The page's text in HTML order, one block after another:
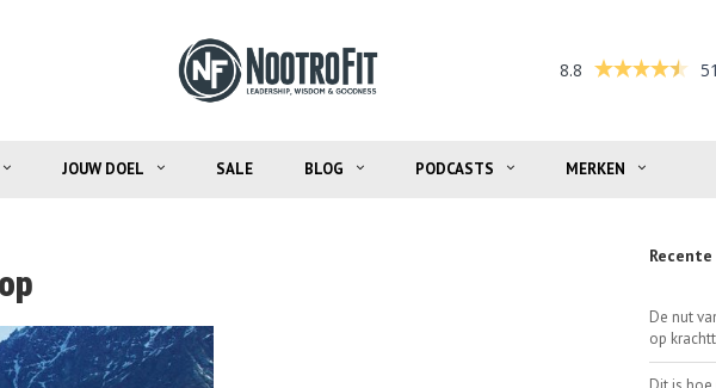
8.8
JOUW DOEL SALE BLOG PODCASTS MERKEN
De nut
op